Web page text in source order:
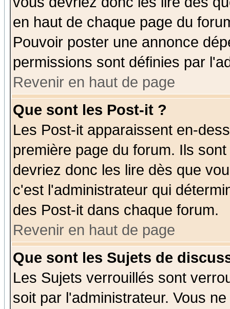
en haut de chaque page du
Pouvoir poster une annonce
permissions sont définies par
Revenir en haut de page
Que sont les Post-it ?
Les Post-it apparaissent en-
première page du forum. Ils
devriez donc les lire dès que
c'est l'administrateur qui
des Post-it dans chaque forum.
Revenir en haut de page
Que sont les Sujets de
Les Sujets verrouillés sont
soit par l'administrateur. Vous